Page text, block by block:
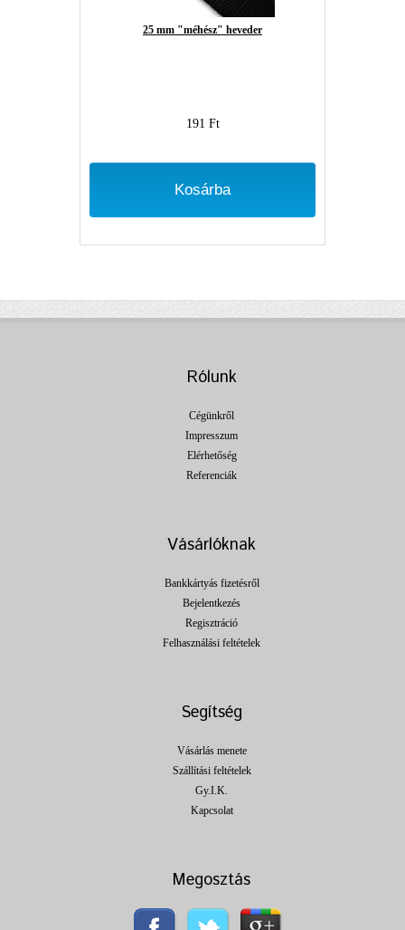
25 mm "méhész" heveder
191 Ft
Kosárba
Rólunk
Cégünkről
Impresszum
Elérhetőség
Referenciák
Vásárlóknak
Bankkártyás fizetésről
Bejelentkezés
Regisztráció
Felhasználási feltételek
Segítség
Vásárlás menete
Szállítási feltételek
Gy.I.K.
Kapcsolat
Megosztás